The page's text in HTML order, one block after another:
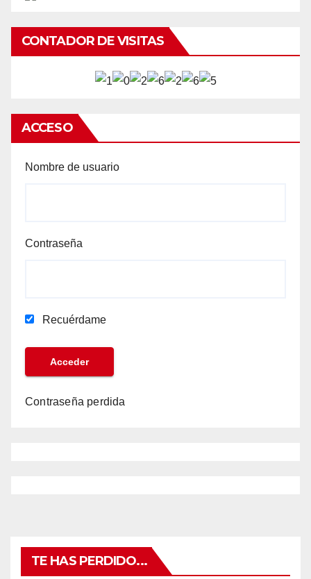
CONTADOR DE VISITAS
ACCESO
Nombre de usuario
Contraseña
Recuérdame
Contraseña perdida
TE HAS PERDIDO...